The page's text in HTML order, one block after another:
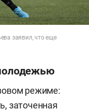
заявил, что еще
режиме:
заточенная